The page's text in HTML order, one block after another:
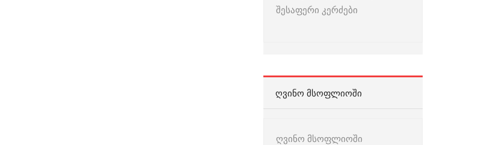
შესაფერი კერძები
ᲦᲕᲘᲜᲝ ᲛᲡᲝᲤᲚᲘᲝᲨᲘ
ღვინო მსოფლიოში